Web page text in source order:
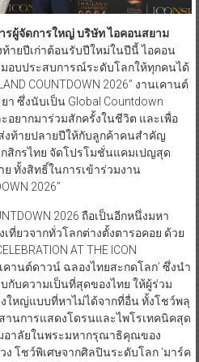
ผู้จัดการใหญ่ บริษัท ไอคอนสยาม
ท้ายปีเก่าต้อนรับปีใหม่ในปีนี้ ไอคอน
อบประสบการณ์ระดับโลกให้ทุกคนได้
COUNTDOWN 2026” งานเคานต์
ซึ่งนับเป็น Global Countdown
อยากมาร่วมสักครั้งในชีวิต และเพื่อ
งท้ายปลายปีให้กับลูกค้าคนสำคัญ
สิกรไทย จัดโปรโมชั่นแคมเปญสุด
ทั้งสิทธิ์ในการเข้าร่วมงาน
2026”
2026 ถือเป็นอีกหนึ่งมหา
ยวจากทั่วโลกต่างตั้งตารอคอย ด้วย
AT THE ICON
คานต์ดาวน์ ฉลองไทยสะกดโลก’ ซึ่งนำ
กับความเป็นที่สุดของไทย ให้ผู้ร่วม
ใหญ่แบบที่หาไม่ได้จากที่อื่น ทั้งโชว์พลุ
านการแสดงโดรนและไพโรเทคนิคสุด
อาลัยในพระมหากรุณาธิคุณของ
โชว์พิเศษจากศิลปินระดับโลก ‘มาร์ค